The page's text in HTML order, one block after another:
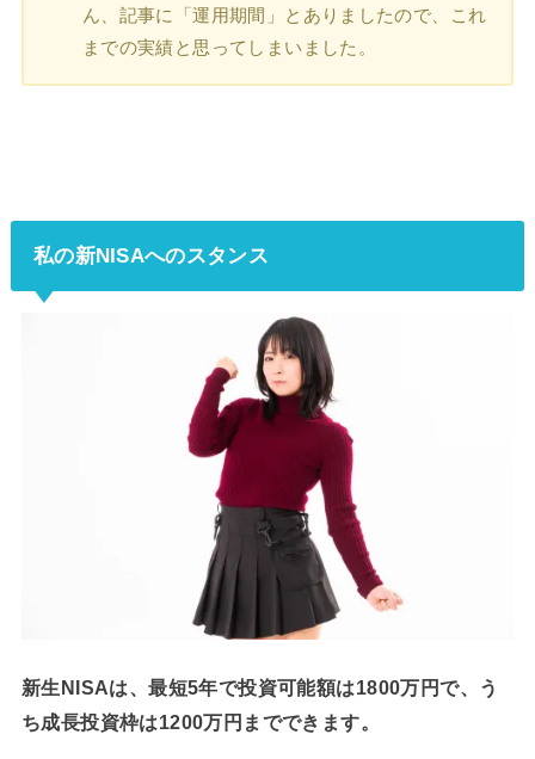
ん、記事に「運用期間」とありましたので、これ
までの実績と思ってしまいました。
私の新NISAへのスタンス
新生NISAは、最短5年で投資可能額は1800万円で、う
ち成長投資枠は1200万円までできます。